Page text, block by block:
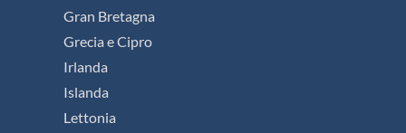
Gran Bretagna
Grecia e Cipro
Irlanda
Islanda
Lettonia